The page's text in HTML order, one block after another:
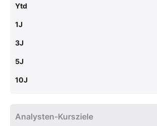
Ytd
1J
3J
5J
10J
Analysten-Kursziele